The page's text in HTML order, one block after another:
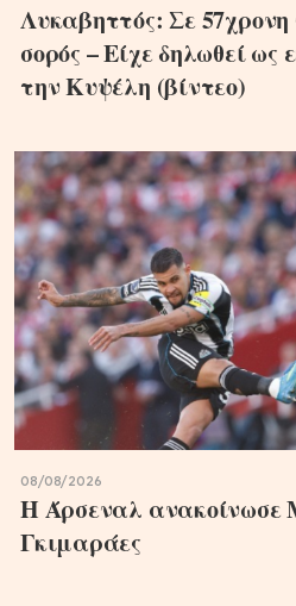
Λυκαβηττός: Σε
σορός – Είχε δηλωθεί
την Κυψέλη (βίντεο)
08/08/2026
Η Άρσεναλ ανακοίνωσε
Γκιμαράες